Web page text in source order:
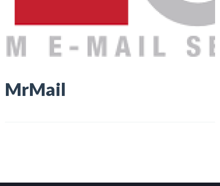
MrMail